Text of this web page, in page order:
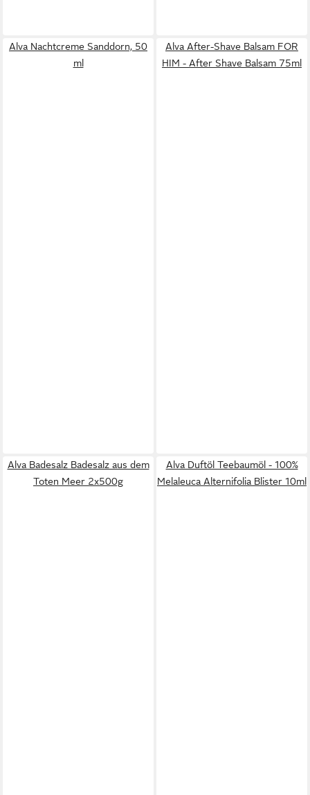
Alva Nachtcreme Sanddorn, 50
ml
Alva After-Shave Balsam FOR
HIM - After Shave Balsam 75ml
Alva Badesalz Badesalz aus dem
Toten Meer 2x500g
Alva Duftöl Teebaumöl - 100%
Melaleuca Alternifolia Blister 10ml